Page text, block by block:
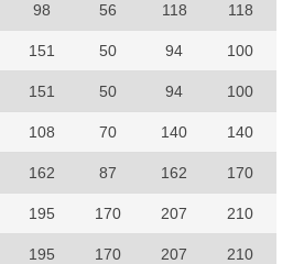
98 56 118 118
151 50 94 100
151 50 94 100
108 70 140 140
162 87 162 170
195 170 207 210
195 170 207 210